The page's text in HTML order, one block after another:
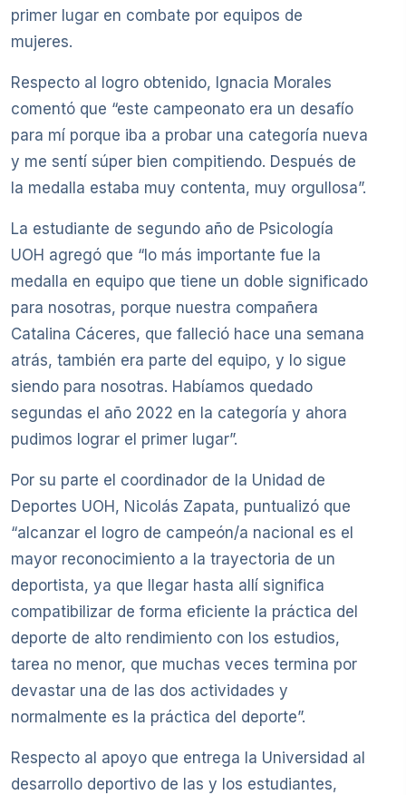
primer lugar en combate por equipos de
mujeres.
Respecto al logro obtenido, Ignacia Morales
comentó que “este campeonato era un desafío
para mí porque iba a probar una categoría nueva
y me sentí súper bien compitiendo. Después de
la medalla estaba muy contenta, muy orgullosa”.
La estudiante de segundo año de Psicología
UOH agregó que “lo más importante fue la
medalla en equipo que tiene un doble significado
para nosotras, porque nuestra compañera
Catalina Cáceres, que falleció hace una semana
atrás, también era parte del equipo, y lo sigue
siendo para nosotras. Habíamos quedado
segundas el año 2022 en la categoría y ahora
pudimos lograr el primer lugar”.
Por su parte el coordinador de la Unidad de
Deportes UOH, Nicolás Zapata, puntualizó que
“alcanzar el logro de campeón/a nacional es el
mayor reconocimiento a la trayectoria de un
deportista, ya que llegar hasta allí significa
compatibilizar de forma eficiente la práctica del
deporte de alto rendimiento con los estudios,
tarea no menor, que muchas veces termina por
devastar una de las dos actividades y
normalmente es la práctica del deporte”.
Respecto al apoyo que entrega la Universidad al
desarrollo deportivo de las y los estudiantes,